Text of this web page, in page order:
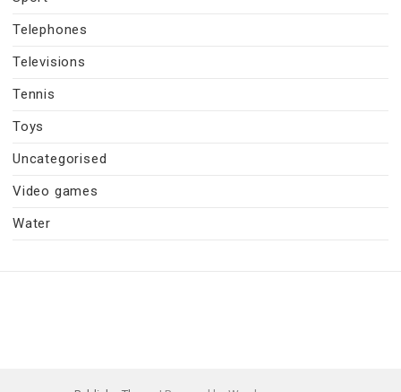
Telephones
Televisions
Tennis
Toys
Uncategorised
Video games
Water